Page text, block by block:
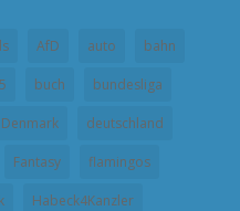
AfD auto bahn
buch bundesliga
Denmark deutschland
Fantasy flamingos
Habeck4Kanzler